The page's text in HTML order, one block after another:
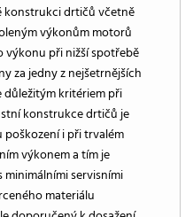
konstrukci drtičů včetně
výkonům motorů
výkonu při nižší spotřebě
za jedny z nejšetrnějších
kritériem při
konstrukce drtičů je
i při trvalém
výkonem a tím je
servisními
materiálu